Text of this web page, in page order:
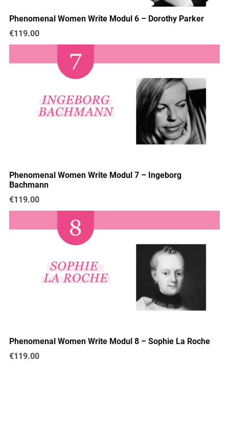
Phenomenal Women Write Modul 6 – Dorothy Parker
€119.00
Phenomenal Women Write Modul 7 – Ingeborg
Bachmann
€119.00
Phenomenal Women Write Modul 8 – Sophie La Roche
€119.00